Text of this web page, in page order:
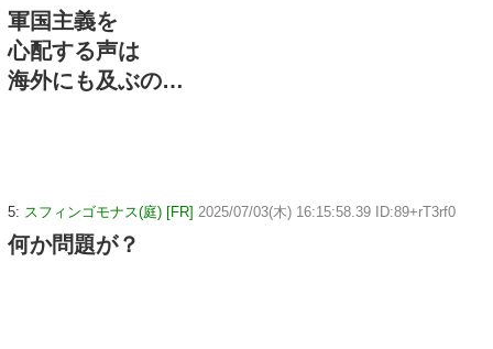
軍国主義を
心配する声は
海外にも及ぶの…
5: スフィンゴモナス(庭) [FR] 2025/07/03(木) 16:15:58.39 ID:89+rT3rf0
何か問題が？